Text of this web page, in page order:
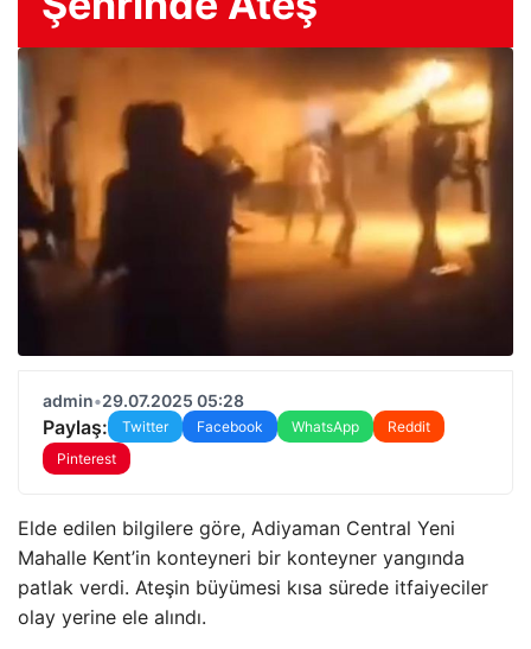
admin•29.07.2025 05:28
Paylaş: Twitter Facebook WhatsApp
Reddit
Pinterest
Elde edilen bilgilere göre, Adiyaman Central Yeni
Mahalle Kent’in konteyneri bir konteyner yangında
patlak verdi. Ateşin büyümesi kısa sürede itfaiyeciler
olay yerine ele alındı.